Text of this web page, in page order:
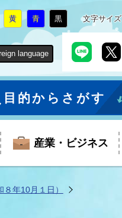
背
色
を
黄
に
更
背
色
を
青
に
更
背
景
黒
に
変
文字サイズ
language
目的からさがす
産業・ビジネス
年10月１日）